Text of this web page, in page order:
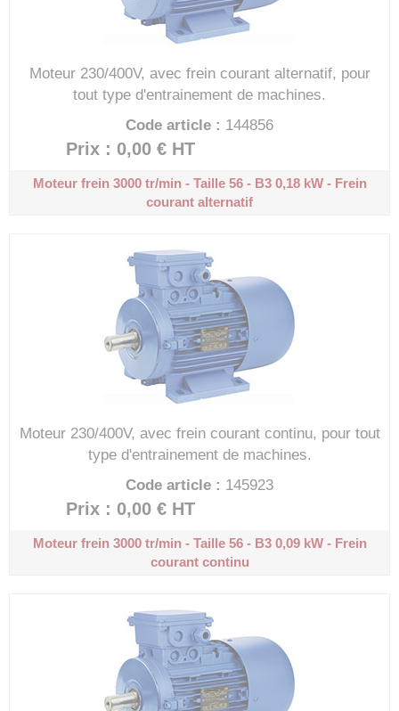
Moteur 230/400V, avec frein courant alternatif, pour
tout type d'entrainement de machines.
Code article : 144856
Prix : 0,00 € HT
Moteur frein 3000 tr/min - Taille 56 - B30,18 kW - Frein
courant alternatif
Moteur 230/400V, avec frein courant continu, pour tout
type d'entrainement de machines.
Code article : 145923
Prix : 0,00 € HT
Moteur frein 3000 tr/min - Taille 56 - B30,09 kW - Frein
courant continu